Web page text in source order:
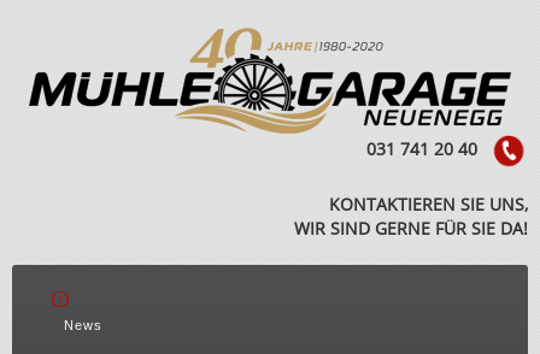
031 741 20 40
KONTAKTIEREN SIE UNS,
WIR SIND GERNE FÜR SIE DA!
News